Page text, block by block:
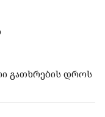
გათხრების დროს